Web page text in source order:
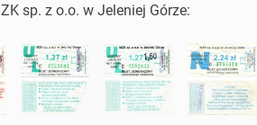
sp. z o.o. w Jeleniej Górze: